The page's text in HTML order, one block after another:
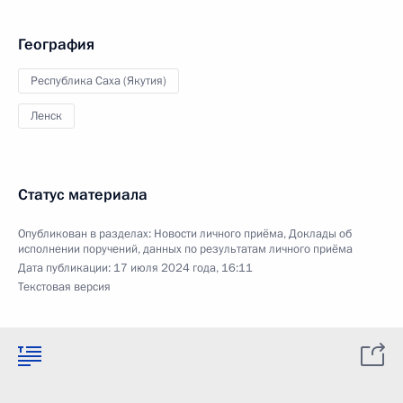
География
Республика Саха (Якутия)
Ленск
Статус материала
Опубликован в разделах: Новости личного приёма,Доклады об
исполнении поручений, данных по результатам личного приёма
Дата публикации: 17 июля 2024 года, 16:11
Текстовая версия